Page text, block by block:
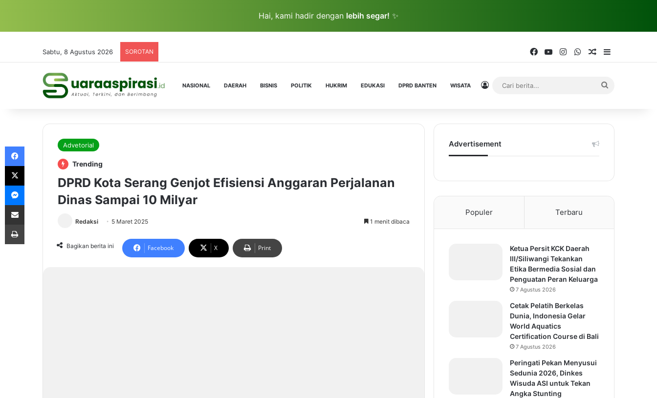
Hai, kami hadir dengan lebih segar! ✨
Sabtu, 8 Agustus 2026 SOROTAN FacebookYouTubeInstagramWhatsAppRandom Article
NASIONAL DAERAH BISNIS POLITIK HUKRIM EDUKASI DPRD BANTEN WISATA Log In
Advetorial
Trending
DPRD Kota Serang Genjot Efisiensi Anggaran Perjalanan
Dinas Sampai 10 Milyar
Redaksi 5 Maret 2025 1 menit dibaca
Bagikan berita ini Facebook X Print
Advertisement
Populer Terbaru
Ketua Persit KCK Daerah
III/Siliwangi Tekankan
Etika Bermedia Sosial dan
Penguatan Peran Keluarga
7 Agustus 2026
Cetak Pelatih Berkelas
Dunia, Indonesia Gelar
World Aquatics
Certification Course di Bali
7 Agustus 2026
Peringati Pekan Menyusui
Sedunia 2026, Dinkes
Wisuda ASI untuk Tekan
Angka Stunting
Messenger